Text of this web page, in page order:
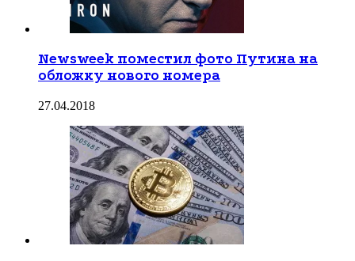
Newsweek поместил фото Путина на
обложку нового номера
27.04.2018